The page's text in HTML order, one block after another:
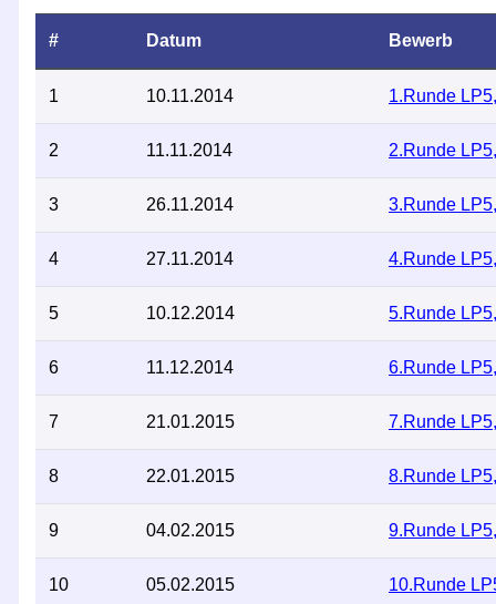
# Datum Bewerb
1 10.11.2014 1.Runde
2 11.11.2014 2.Runde
3 26.11.2014 3.Runde
4 27.11.2014 4.Runde
5 10.12.2014 5.Runde
6 11.12.2014 6.Runde
7 21.01.2015 7.Runde
8 22.01.2015 8.Runde
9 04.02.2015 9.Runde
10 05.02.2015 10.Runde